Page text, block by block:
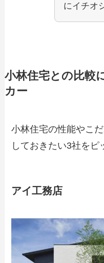
にイチオ
小林住宅との比較
カー
小林住宅の性能やこ
しておきたい3社をピ
アイ工務店